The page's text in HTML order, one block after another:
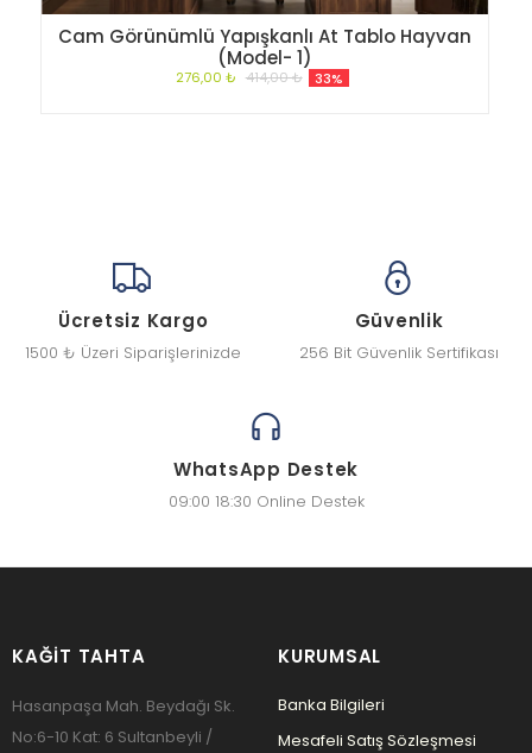
Cam Görünümlü Yapışkanlı At Tablo Hayvan
(Model- 1)
276,00 ₺ 414,00 ₺ 33%
Ücretsiz Kargo
1500 ₺ Üzeri Siparişlerinizde
Güvenlik
256 Bit Güvenlik Sertifikası
WhatsApp Destek
09:00 18:30 Online Destek
KAĞIT TAHTA
Hasanpaşa Mah. Beydağı Sk.
No:6-10 Kat: 6 Sultanbeyli /
KURUMSAL
Banka Bilgileri
Mesafeli Satış Sözleşmesi